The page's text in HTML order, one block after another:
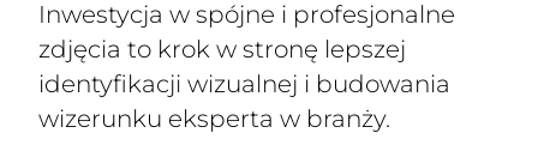
Inwestycja w spójne i profesjonalne
zdjęcia to krok w stronę lepszej
identyfikacji wizualnej i budowania
wizerunku eksperta w branży.